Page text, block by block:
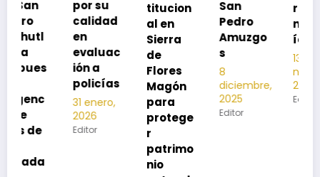
por su
calidad
en
evaluac
ión a
policías
31 enero,
2026
Editor
titucion
al en
de
Magón
para
San
Pedro
Amuzgo
8
diciembre,
2025
Editor
neumon
ía
noviembre,
2025